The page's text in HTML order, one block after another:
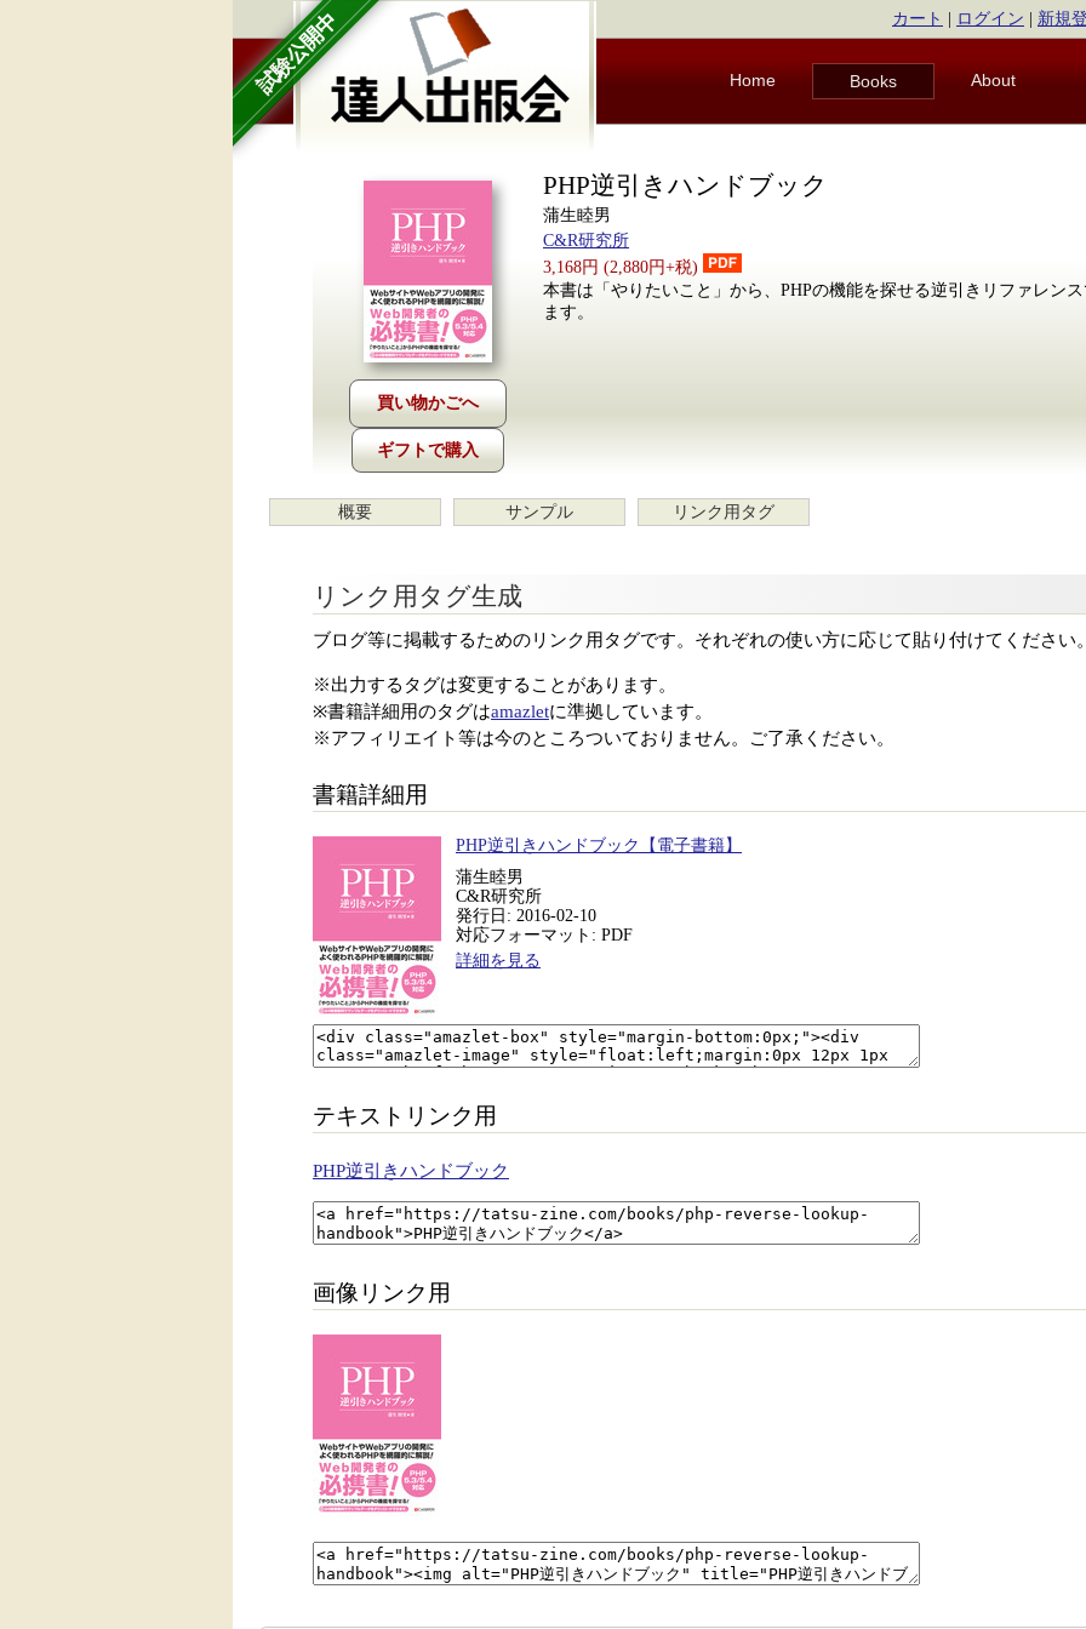
試験公開中 カート ログイン 新規
Home Books About
ギフトで購入
PHP逆引きハンドブック
蒲生睦男
C&R研究所
3,168円 (2,880円+税)
本書は「やりたいこと」から、PHPの機能を探せる逆引きリファレン
ます。
概要 サンプル リンク用タグ
リンク用タグ生成
ブログ等に掲載するためのリンク用タグです。それぞれの使い方に応じて貼り付けてください
※出力するタグは変更することがあります。
※書籍詳細用のタグはamazletに準拠しています。
※アフィリエイト等は今のところついておりません。ご了承ください。
書籍詳細用
PHP逆引きハンドブック【電子書籍】
蒲生睦男
C&R研究所
発行日: 2016-02-10
対応フォーマット: PDF
詳細を見る
テキストリンク用
PHP逆引きハンドブック
画像リンク用